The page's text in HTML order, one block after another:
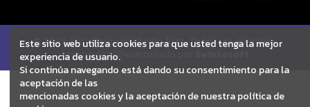
© 2025 Autodesguace Pedro Ruiz. Todos los derechos
reservados | Desarrollado por
Este sitio web utiliza cookies para que usted tenga la mejor
experiencia de usuario.
Si continúa navegando está dando su consentimiento para la
aceptación de las
mencionadas cookies y la aceptación de nuestra política de